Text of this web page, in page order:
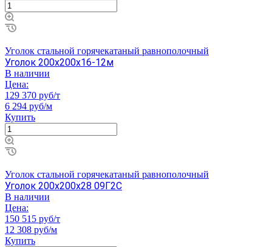
Уголок стальной горячекатаный равнополочный
Уголок 200х200х16-12м
В наличии
Цена:
129 370 руб/т
6 294 руб/м
Купить
Уголок стальной горячекатаный равнополочный
Уголок 200х200х28 09Г2С
В наличии
Цена:
150 515 руб/т
12 308 руб/м
Купить